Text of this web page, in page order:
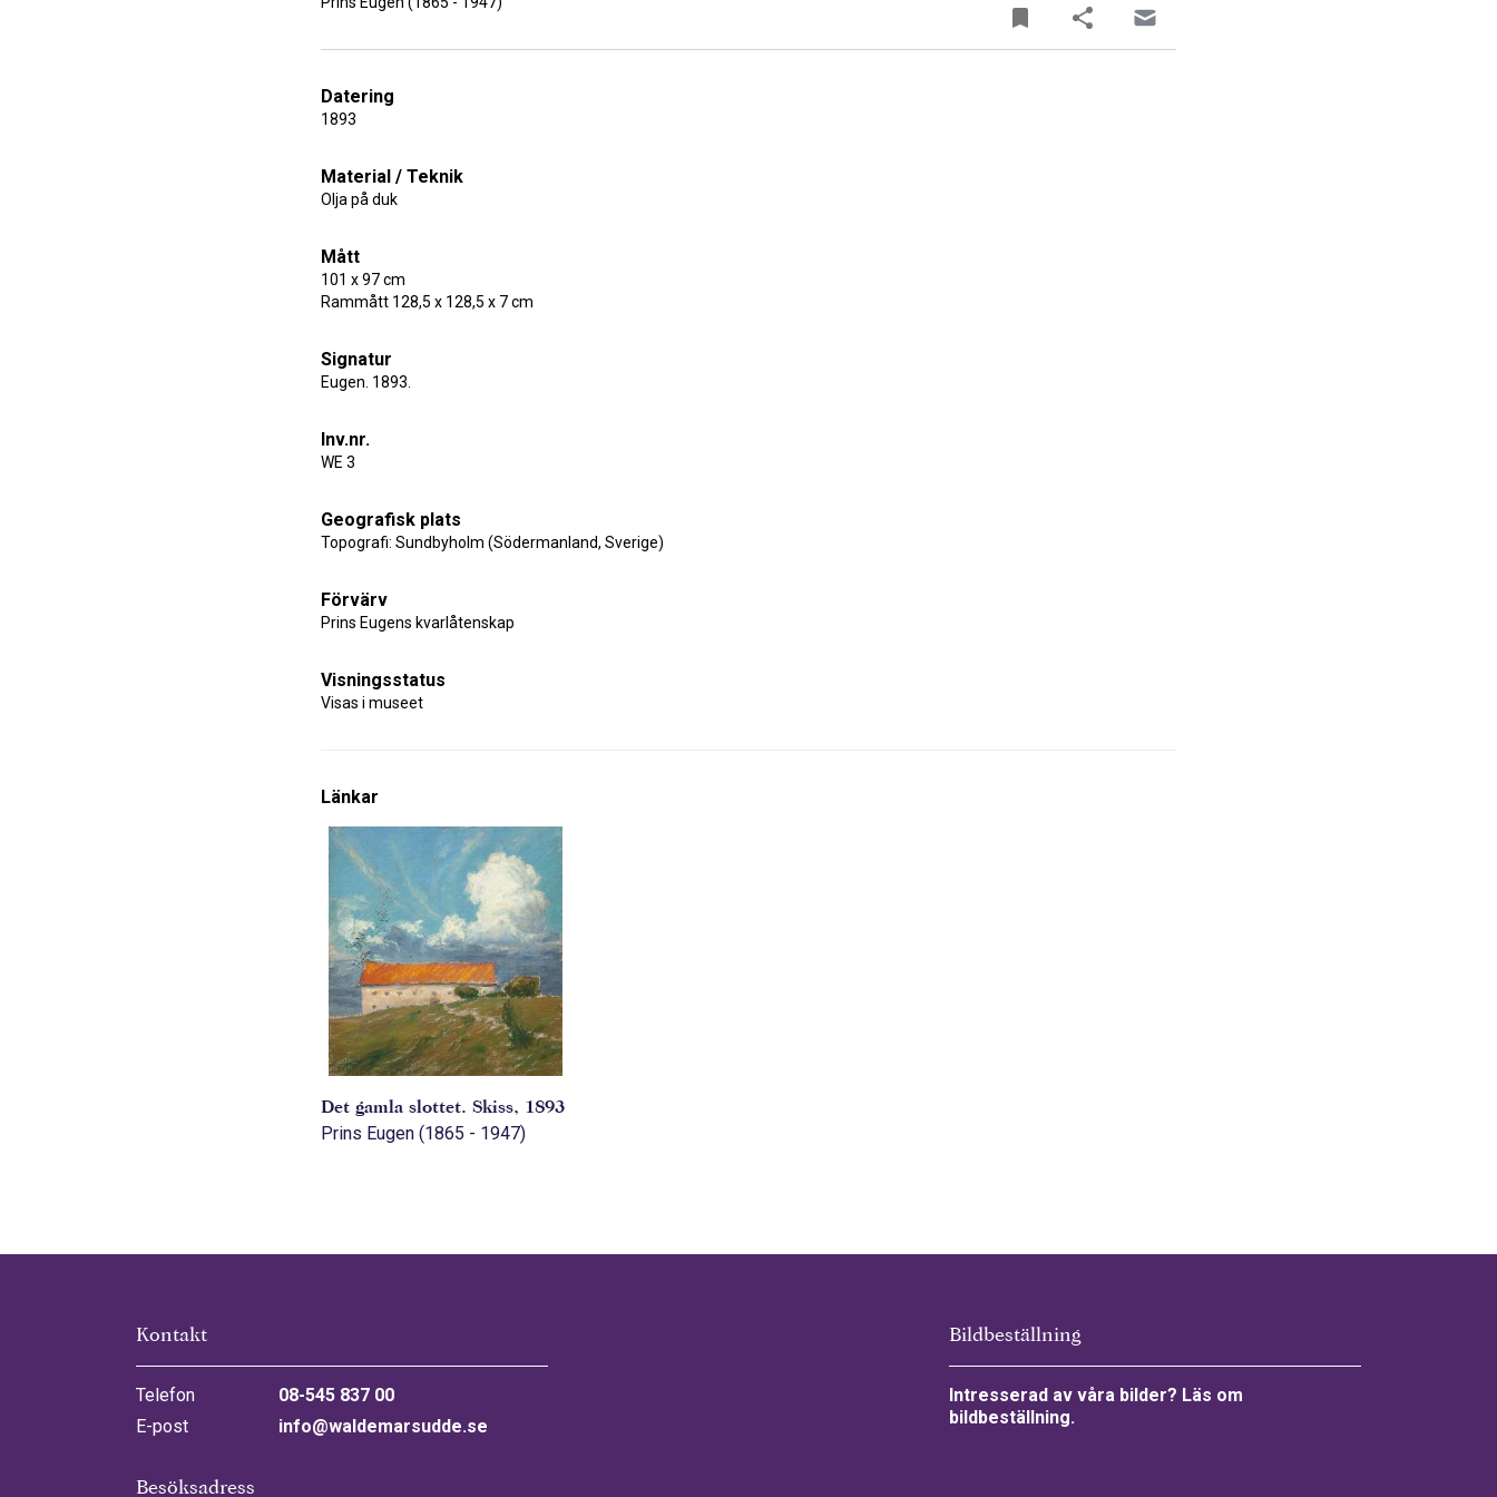
Datering
1893
Material / Teknik
Olja på duk
Mått
101 x 97 cm
Rammått 128,5 x 128,5 x 7 cm
Signatur
Eugen. 1893.
Inv.nr.
WE 3
Geografisk plats
Topografi: Sundbyholm (Södermanland, Sverige)
Förvärv
Prins Eugens kvarlåtenskap
Visningsstatus
Visas i museet
Länkar
Det gamla slottet. Skiss, 1893
Prins Eugen (1865 - 1947)
Kontakt
Telefon
08-545 837 00
E-post
info@waldemarsudde.se
Besöksadress
Bildbeställning
Intresserad av våra bilder? Läs om
bildbeställning.